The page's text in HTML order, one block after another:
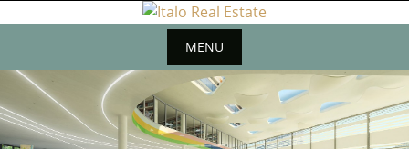
MENU
Skip
to
content